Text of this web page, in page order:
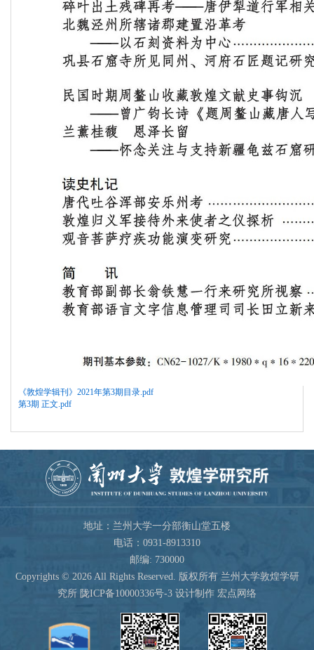
《敦煌学辑刊》2021年第3期目录.pdf
第3期 正文.pdf
地址：兰州大学一分部衡山堂五楼
电话：0931-8913310
邮编: 730000
Copyrights © 2026 All Rights Reserved. 版权所有 兰州大学敦煌学研
究所 陇ICP备10000336号-3 设计制作 宏点网络